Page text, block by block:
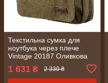
Текстильна сумка для
ноутбука через плече
Vintage 20187 Оливкова
1 631 ₴ 2 330 ₴